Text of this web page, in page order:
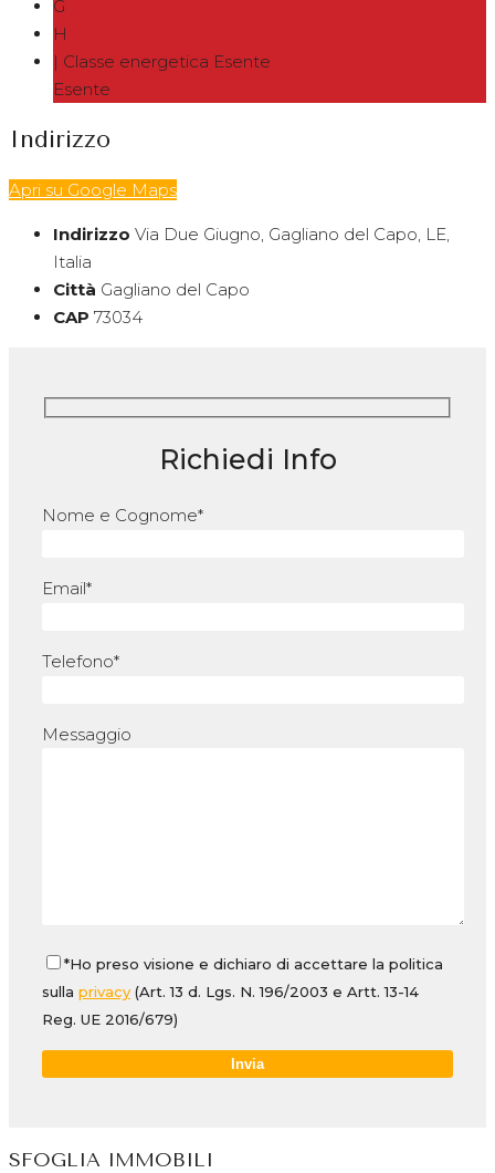
G
H
| Classe energetica Esente
Esente
Indirizzo
Apri su Google Maps
Indirizzo Via Due Giugno, Gagliano del Capo, LE,
Italia
Città Gagliano del Capo
CAP 73034
Richiedi Info
Nome e Cognome*
Email*
Telefono*
Messaggio
*Ho preso visione e dichiaro di accettare la politica
sulla privacy (Art. 13 d. Lgs. N. 196/2003 e Artt. 13-14
Reg. UE 2016/679)
SFOGLIA IMMOBILI